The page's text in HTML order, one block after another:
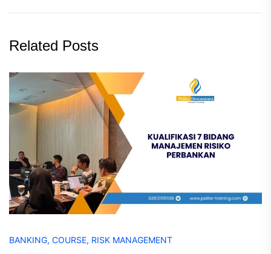
Related Posts
BANKING, COURSE, RISK MANAGEMENT